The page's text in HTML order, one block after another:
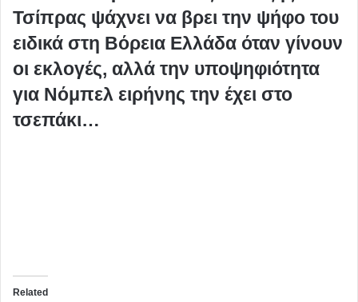
Τσίπρας ψάχνει να βρει την ψήφο του
ειδικά στη Βόρεια Ελλάδα όταν γίνουν
οι εκλογές, αλλά την υποψηφιότητα
για Νόμπελ ειρήνης την έχει στο
τσεπάκι…
Related